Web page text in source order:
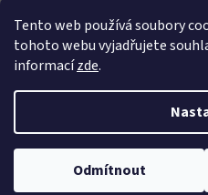
Tento web používá soubory
tohoto webu vyjadřujete
informacízde.
Odmítnout
Reklamační řád
Kontakty
BFAP STORE